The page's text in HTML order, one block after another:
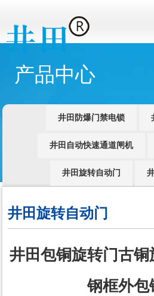
产品中心
井田防爆门禁电锁
井田自动快速通道闸机
井田旋转自动门
井田旋转自动门
井田包铜旋转门古铜
钢框外包